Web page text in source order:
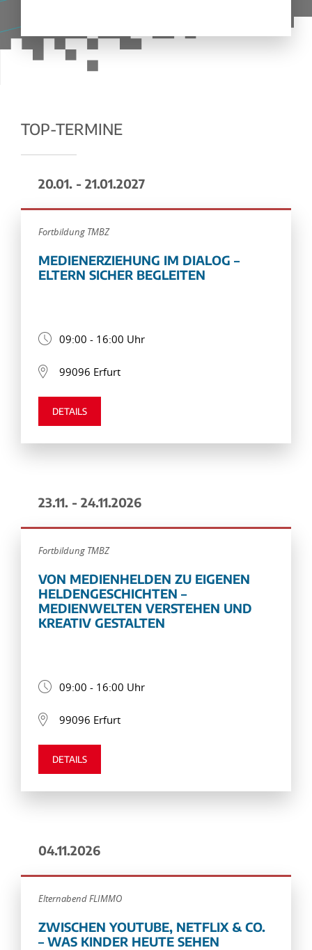
TOP-TERMINE
20.01. - 21.01.2027
Fortbildung TMBZ
MEDIENERZIEHUNG IM DIALOG –
ELTERN SICHER BEGLEITEN
09:00 - 16:00 Uhr
99096 Erfurt
DETAILS
23.11. - 24.11.2026
Fortbildung TMBZ
VON MEDIENHELDEN ZU EIGENEN
HELDENGESCHICHTEN –
MEDIENWELTEN VERSTEHEN UND
KREATIV GESTALTEN
09:00 - 16:00 Uhr
99096 Erfurt
DETAILS
04.11.2026
Elternabend FLIMMO
ZWISCHEN YOUTUBE, NETFLIX & CO.
– WAS KINDER HEUTE SEHEN